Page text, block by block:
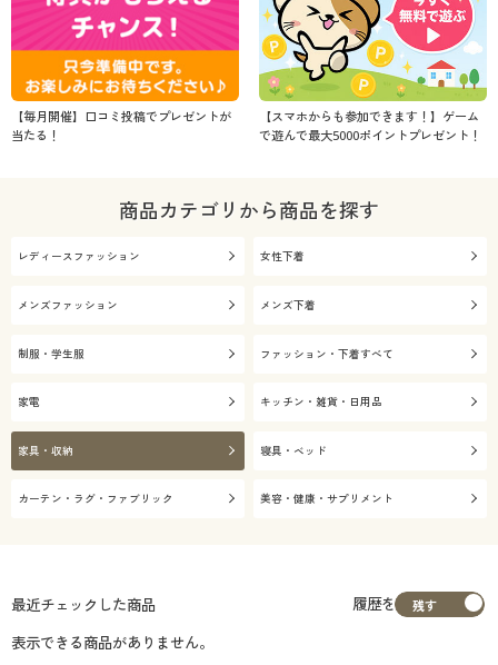
【毎月開催】口コミ投稿でプレゼントが
当たる！
【スマホからも参加できます！】ゲーム
で遊んで最大5000ポイントプレゼント！
商品カテゴリから商品を探す
レディースファッション 女性下着
メンズファッション メンズ下着
制服・学生服 ファッション・下着すべて
家電 キッチン・雑貨・日用品
家具・収納 寝具・ベッド
カーテン・ラグ・ファブリック 美容・健康・サプリメント
最近チェックした商品
履歴を
表示できる商品がありません。